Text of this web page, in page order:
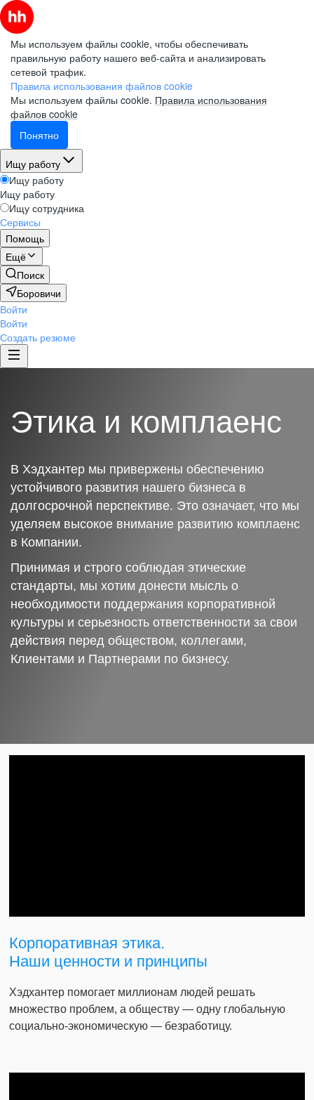
Мы используем файлы cookie, чтобы обеспечивать
правильную работу нашего веб-сайта и анализировать
сетевой трафик.
Правила использования файлов cookie
Мы используем файлы cookie. Правила использования
файлов cookie
Понятно
Ищу работу
Ищу работу
Ищу работу
Ищу сотрудника
Сервисы
Помощь
Ещё
Поиск
Боровичи
Войти
Войти
Создать резюме
Этика и комплаенс
В Хэдхантер мы привержены обеспечению
устойчивого развития нашего бизнеса в
долгосрочной перспективе. Это означает, что мы
уделяем высокое внимание развитию комплаенс
в Компании.
Принимая и строго соблюдая этические
стандарты, мы хотим донести мысль о
необходимости поддержания корпоративной
культуры и серьезность ответственности за свои
действия перед обществом, коллегами,
Клиентами и Партнерами по бизнесу.
Корпоративная этика.
Наши ценности и принципы
Хэдхантер помогает миллионам людей решать
множество проблем, а обществу — одну глобальную
социально-экономическую — безработицу.